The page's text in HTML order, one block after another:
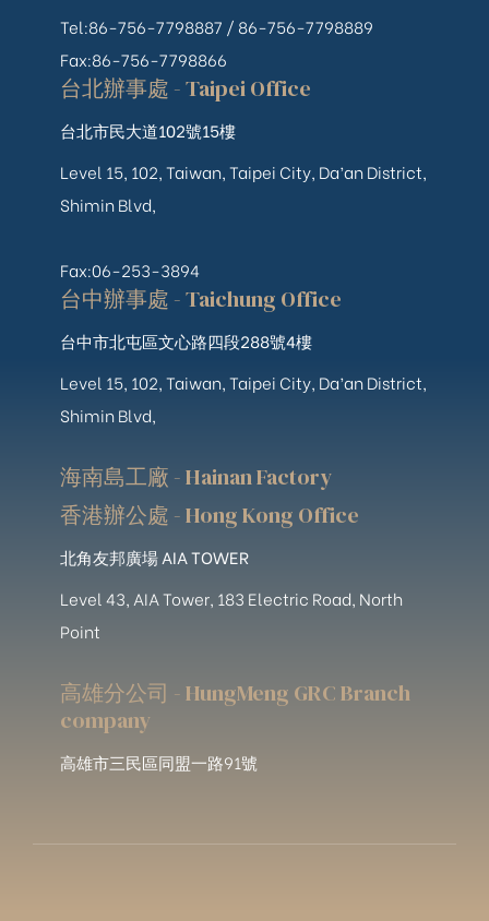
Tel:86-756-7798887 / 86-756-7798889
Fax:86-756-7798866
台北辦事處 - Taipei Office
台北市民大道102號15樓
Level 15, 102, Taiwan, Taipei City, Da’an District,
Shimin Blvd,
Fax:06-253-3894
台中辦事處 - Taichung Office
台中市北屯區文心路四段288號4樓
Level 15, 102, Taiwan, Taipei City, Da’an District,
Shimin Blvd,
海南島工廠 - Hainan Factory
香港辦公處 - Hong Kong Office
北角友邦廣場 AIA TOWER
Level 43, AIA Tower, 183 Electric Road, North
Point
高雄分公司 - HungMeng GRC Branch
company
高雄市三民區同盟一路91號